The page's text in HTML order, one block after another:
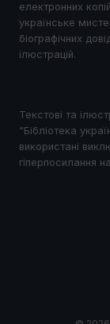
електронних
українське
біографічних
ілюстрацій.
Текстові та
“Бібліотека
використані
гіперпосилання